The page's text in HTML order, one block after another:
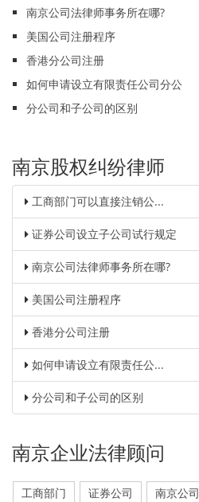
南京公司法律师事务所在哪?
美国公司注册程序
香港分公司注册
如何申请设立有限责任公司分公
分公司和子公司的区别
南京股权纠纷律师
工商部门可以直接注销公...
证券公司设立子公司试行规定
南京公司法律师事务所在哪?
美国公司注册程序
香港分公司注册
如何申请设立有限责任公...
分公司和子公司的区别
南京企业法律顾问
工商部门 证券公司 南京公司